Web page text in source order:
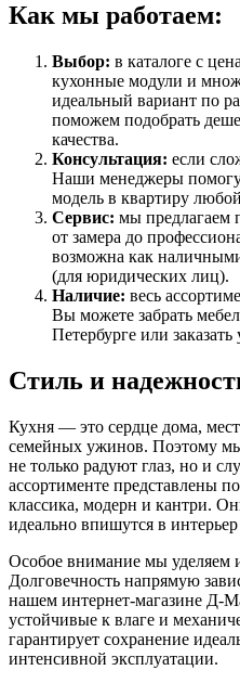
Как мы работаем:
Выбор: в каталоге с
кухонные модули и
идеальный вариант по
поможем подобрать
качества.
Консультация: если
Наши менеджеры
модель в квартиру
Сервис: мы
от замера до
возможна как
(для юридических лиц).
Наличие: весь
Вы можете забрать
Петербурге или
Стиль и
Кухня — это сердце дома,
семейных ужинов. Поэтому
не только радуют глаз, но и
ассортименте представлены
классика, модерн и кантри.
идеально впишутся в
Особое внимание мы уделяем
Долговечность напрямую
нашем интернет-магазине Д-
устойчивые к влаге и
гарантирует сохранение
интенсивной эксплуатации.